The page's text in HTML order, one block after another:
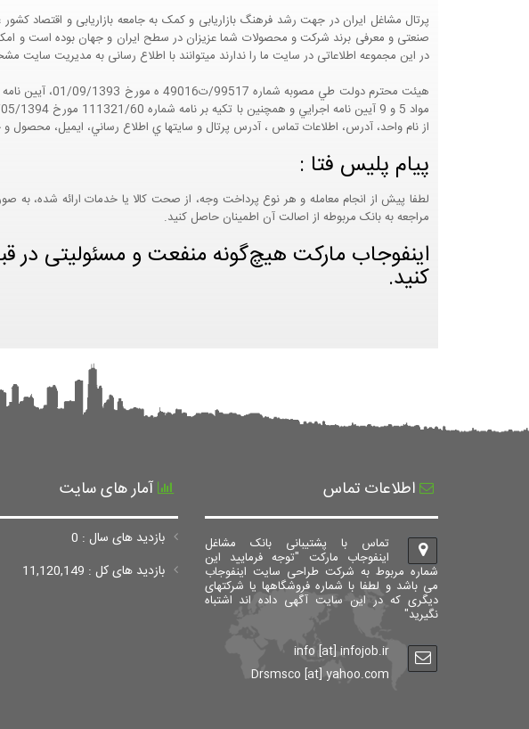
صنعتی و معرفی برند شرکت و محصولات شما عزیزان در سطح ایران و جهان بوده است و
در این مجموعه اطلاعاتی در سایت ما را ندارند میتوانند با اطلاع رسانی به مدیریت سایت
از نام واحد، آدرس، اطلاعات تماس ، آدرس پرتال و سايتها ي اطلاع رساني، ايميل، محصول
پیام پلیس فتا :
لطفا پیش از انجام معامله و هر نوع پرداخت وجه، از صحت کالا یا خدمات ارائه شده،
مراجعه به بانک مربوطه از اصالت آن اطمینان حاصل کنید.
اینفوجاب مارکت هیچ‌گونه منفعت و مسئولیتی در
کنید.
اطلاعات تماس
تماس با پشتیبانی بانک مشاغل
اینفوجاب مارکت "توجه فرمایید این
شماره مربوط به شرکت طراحی سایت اینفوجاب
می باشد و لطفا با شماره فروشگاهها یا شرکتهای
دیگری که در این سایت آگهی داده اند اشتباه
نگیرید"
info [at] infojob.ir
Drsmsco [at] yahoo.com
آمار های سایت
بازدید های سال : 0
بازدید های کل : 11,120,149